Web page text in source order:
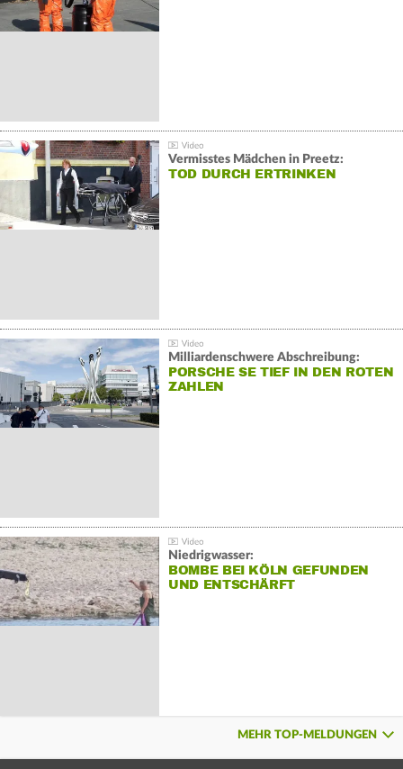
Vermisstes Mädchen in Preetz:
TOD DURCH ERTRINKEN
Milliardenschwere Abschreibung:
PORSCHE SE TIEF IN DEN ROTEN
ZAHLEN
Niedrigwasser:
BOMBE BEI KÖLN GEFUNDEN
UND ENTSCHÄRFT
MEHR TOP-MELDUNGEN